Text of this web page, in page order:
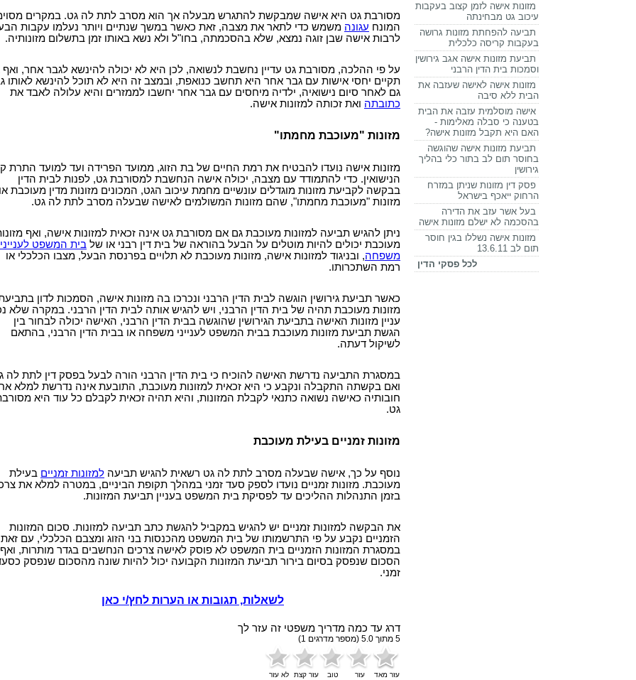
מסורבת גט היא אישה שמבקשת להתגרש מבעלה אך הוא מסרב לתת לה גט. במקרים
המונח עגונה משמש כדי לתאר את מצבה, זאת כאשר במשך שנתיים ויותר נעלמו עקבות
לרבות אישה שבן זוגה נמצא, שלא בהסכמתה, בחו"ל ולא נשא באותו זמן בתשלום מזונותיה.
על פי ההלכה, מסורבת גט עדיין נחשבת לנשואה, לכן היא לא יכולה להינשא לגבר אחר,
תקיים יחסי אישות עם גבר אחר היא תחשב כנואפת, ובמצב זה היא לא תוכל להינשא לאותו
גם לאחר סיום נישואיה, ילדיה מיחסים עם גבר אחר יחשבו לממזרים והיא עלולה לאבד את
כתובתה ואת זכותה למזונות אישה.
מזונות "מעוכבת מחמתו"
מזונות אישה נועדו להבטיח את רמת החיים של בת הזוג, ממועד הפרידה ועד למועד התרת
הנישואין. כדי להתמודד עם מצבה, יכולה אישה הנחשבת למסורבת גט, לפנות לבית הדין
בבקשה לקביעת מזונות מוגדלים עונשיים מחמת עיכוב הגט, המכונים מזונות מדין מעוכבת
מזונות "מעוכבת מחמתו", שהם מזונות המשולמים לאישה שבעלה מסרב לתת לה גט.
ניתן להגיש תביעה למזונות מעוכבת גם אם מסורבת גט אינה זכאית למזונות אישה, ואף
מעוכבת יכולים להיות מוטלים על הבעל בהוראה של בית דין רבני או של בית המשפט לענייני
משפחה, ובניגוד למזונות אישה, מזונות מעוכבת לא תלויים בפרנסת הבעל, מצבו הכלכלי או
רמת השתכרותו.
כאשר תביעת גירושין הוגשה לבית הדין הרבני ונכרכו בה מזונות אישה, הסמכות לדון
מזונות מעוכבת תהיה של בית הדין הרבני, ויש להגיש אותה לבית הדין הרבני. במקרה שלא
עניין מזונות האישה בתביעת הגירושין שהוגשה בבית הדין הרבני, האישה יכולה לבחור בין
הגשת תביעת מזונות מעוכבת בבית המשפט לענייני משפחה או בבית הדין הרבני, בהתאם
לשיקול דעתה.
במסגרת התביעה נדרשת האישה להוכיח כי בית הדין הרבני הורה לבעל בפסק דין לתת לה
ואם בקשתה התקבלה ונקבע כי היא זכאית למזונות מעוכבת, התובעת אינה נדרשת למלא
חובותיה כאישה נשואה כתנאי לקבלת המזונות, והיא תהיה זכאית לקבלם כל עוד היא
גט.
מזונות זמניים בעילת מעוכבת
נוסף על כך, אישה שבעלה מסרב לתת לה גט רשאית להגיש תביעה למזונות זמניים בעילת
מעוכבת. מזונות זמניים נועדו לספק סעד זמני במהלך תקופת הביניים, במטרה למלא את
בזמן התנהלות ההליכים עד לפסיקת בית המשפט בעניין תביעת המזונות.
את הבקשה למזונות זמניים יש להגיש במקביל להגשת כתב תביעה למזונות. סכום המזונות
הזמניים נקבע על פי התרשמותו של בית המשפט מהכנסות בני הזוג ומצבם הכלכלי, עם
במסגרת המזונות הזמניים בית המשפט לא פוסק לאישה צרכים הנחשבים בגדר מותרות, ואף
הסכום שנפסק בסיום בירור תביעת המזונות הקבועה יכול להיות שונה מהסכום שנפסק
זמני.
לשאלות, תגובות או הערות לחץ/י כאן
דרג עד כמה מדריך משפטי זה עזר לך
5 מתוך 5.0 (מספר מדרגים 1
)
עזר מאד עזר טוב עזר קצת לא עזר
מזונות אישה לזמן קצוב בעקבות
עיכוב גט מבחינתה
תביעה להפחתת מזונות גרושה
בעקבות קריסה כלכלית
תביעת מזונות אישה אגב גירושין
וסמכות בית הדין הרבני
מזונות אישה לאישה שעזבה את
הבית ללא סיבה
אישה מוסלמית עזבה את הבית
בטענה כי סבלה מאלימות -
האם היא תקבל מזונות אישה?
תביעת מזונות אישה שהוגשה
בחוסר תום לב בתור כלי בהליך
גירושין
פסק דין מזונות שניתן במזרח
הרחוק ייאכף בישראל
בעל אשר עזב את הדירה
בהסכמה לא ישלם מזונות אישה
מזונות אישה נשללו בגין חוסר
תום לב 13.6.11
לכל פסקי הדין